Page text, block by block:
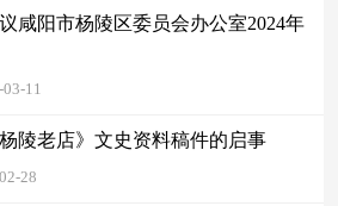
咸阳市杨陵区委员会办公室2024年
11
陵老店》文史资料稿件的启事
28